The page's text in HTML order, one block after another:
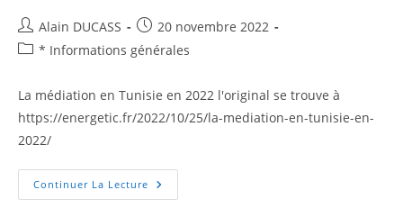
Alain DUCASS
20 novembre 2022
* Informations générales
La médiation en Tunisie en 2022 l'original se trouve à
https://energetic.fr/2022/10/25/la-mediation-en-tunisie-en-
2022/
Continuer La Lecture